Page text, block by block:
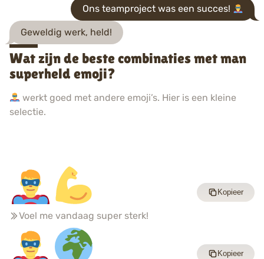
Ons teamproject was een succes!
Geweldig werk, held!
Wat zijn de beste combinaties met man
superheld emoji?
werkt goed met andere emoji’s. Hier is een kleine
selectie.
Voel me vandaag super sterk!
Kopieer
Kopieer